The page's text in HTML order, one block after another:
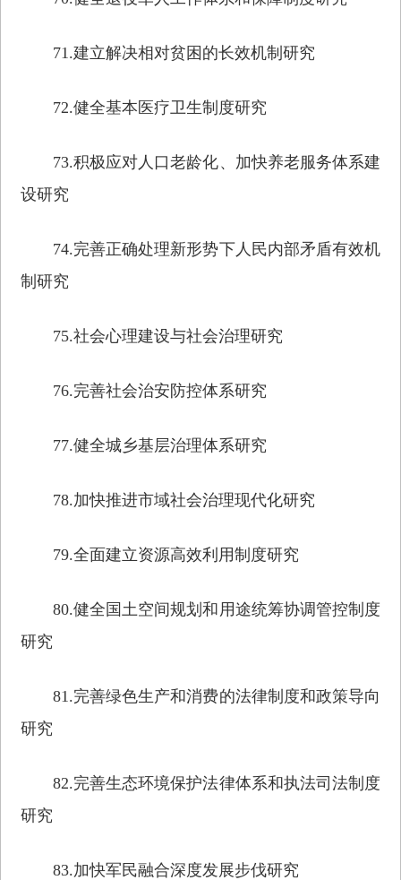
71.建立解决相对贫困的长效机制研究
72.健全基本医疗卫生制度研究
73.积极应对人口老龄化、加快养老服务体系建
设研究
74.完善正确处理新形势下人民内部矛盾有效机
制研究
75.社会心理建设与社会治理研究
76.完善社会治安防控体系研究
77.健全城乡基层治理体系研究
78.加快推进市域社会治理现代化研究
79.全面建立资源高效利用制度研究
80.健全国土空间规划和用途统筹协调管控制度
研究
81.完善绿色生产和消费的法律制度和政策导向
研究
82.完善生态环境保护法律体系和执法司法制度
研究
83.加快军民融合深度发展步伐研究